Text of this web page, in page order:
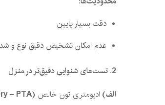
دقت بسیار پایین
عدم امکان تشخیص دقیق نوع و
2. تست‌های شنوایی دقیق‌تر در منزل
الف) ادیومتری تون خالص (Pure Tone Audiometry – PTA)